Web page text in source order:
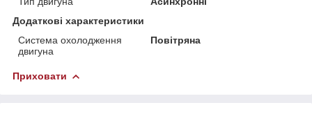
Додаткові характеристики
Система охолодження
двигуна
Повітряна
Приховати